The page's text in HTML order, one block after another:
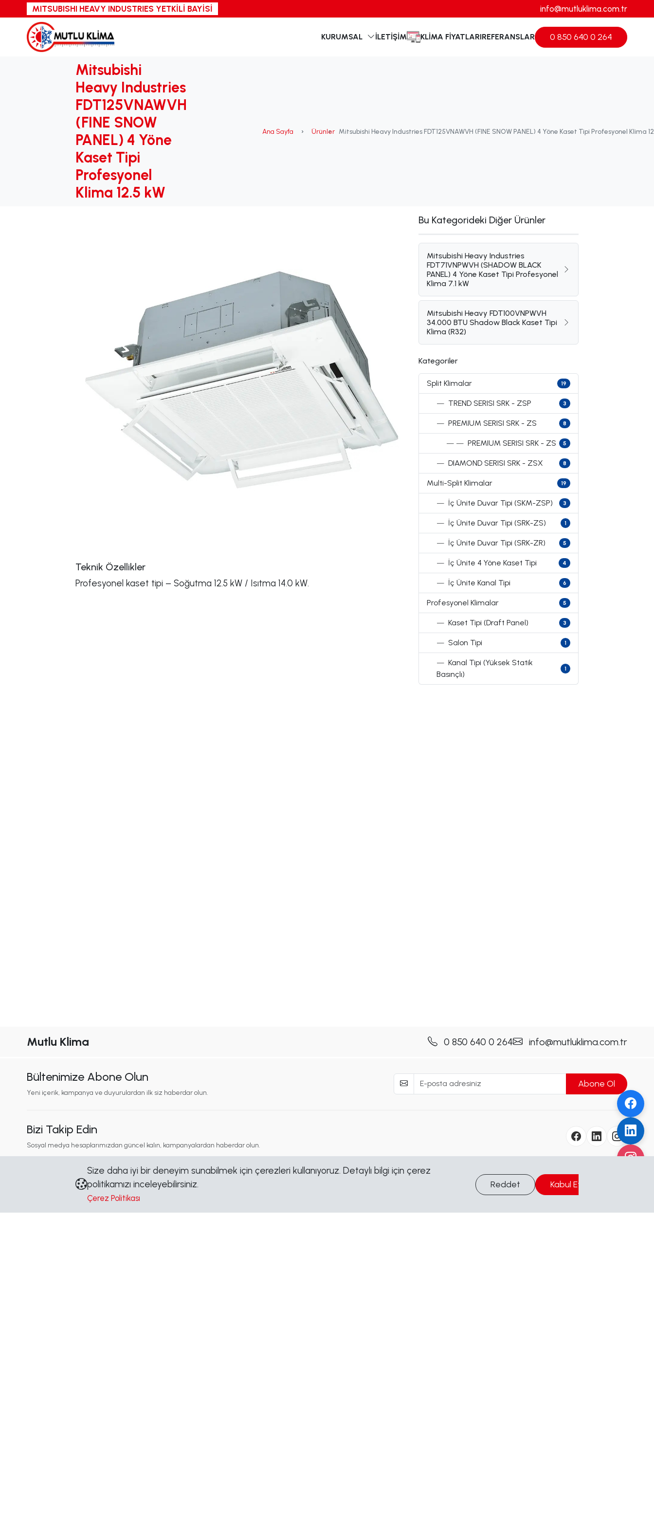
MITSUBISHI HEAVY INDUSTRIES YETKİLİ BAYİSİ info@mutluklima.com.tr
KURUMSAL İLETIŞIM KLIMA FIYATLARIREFERANSLAR 0 850 640 0 264
Mitsubishi
Heavy Industries
FDT125VNAWVH
(FINE SNOW
PANEL) 4 Yöne
Kaset Tipi
Profesyonel
Klima 12.5 kW
Ana Sayfa Ürünler Mitsubishi Heavy Industries FDT125VNAWVH (FINE SNOW PANEL) 4 Yöne Kaset Tipi Profesyonel Klima
Teknik Özellikler
Profesyonel kaset tipi – Soğutma 12.5 kW / Isıtma 14.0 kW.
Bu Kategorideki Diğer Ürünler
Mitsubishi Heavy Industries
FDT71VNPWVH (SHADOW BLACK
PANEL) 4 Yöne Kaset Tipi Profesyonel
Klima 7.1 kW
Mitsubishi Heavy FDT100VNPWVH
34.000 BTU Shadow Black Kaset Tipi
Klima (R32)
Kategoriler
Split Klimalar 19
— TREND SERISI SRK - ZSP 3
— PREMIUM SERISI SRK - ZS 8
— — PREMIUM SERISI SRK - ZS 5
— DIAMOND SERISI SRK - ZSX 8
Multi-Split Klimalar 19
— İç Ünite Duvar Tipi (SKM-ZSP) 3
— İç Ünite Duvar Tipi (SRK-ZS) 1
— İç Ünite Duvar Tipi (SRK-ZR) 5
— İç Ünite 4 Yöne Kaset Tipi 4
— İç Ünite Kanal Tipi 6
Profesyonel Klimalar 5
— Kaset Tipi (Draft Panel) 3
— Salon Tipi 1
— Kanal Tipi (Yüksek Statik
Basınçlı)
1
Mutlu Klima 0 850 640 0 264 info@mutluklima.com.tr
Bültenimize Abone Olun
Yeni içerik, kampanya ve duyurulardan ilk siz haberdar olun.
Abone Ol
Bizi Takip Edin
Sosyal medya hesaplarımızdan güncel kalın, kampanyalardan haberdar olun.
Hakkımızda
İçerik
Blog
Çerez Politikası
Facebook
Çalışma Saatleri
Hafta İçi
09:00 - 17:00
Size daha iyi bir deneyim sunabilmek için çerezleri kullanıyoruz. Detaylı bilgi için çerez
politikamızı inceleyebilirsiniz.
Çerez Politikası
Reddet Kabul Et